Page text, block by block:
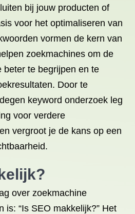
bij jouw producten of
voor het optimaliseren van
vormen de kern van
zoekmachines om de
beter te begrijpen en te
Door te
keyword onderzoek leg
voor verdere
vergroot je de kans op een
over zoekmachine
is: “Is SEO makkelijk?” Het